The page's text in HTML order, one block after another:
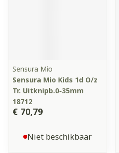
Sensura Mio
Sensura Mio Kids 1d O/z
Tr. Uitknipb.0-35mm
18712
€ 70,79
Niet beschikbaar